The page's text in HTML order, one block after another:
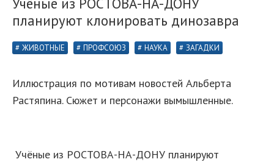
планируют клонировать динозавра⁠⁠
ЖИВОТНЫЕ ПРОФСОЮЗ НАУКА ЗАГАДКИ
Иллюстрация по мотивам новостей Альберта
Растяпина. Сюжет и персонажи вымышленные.
Учёные из РОСТОВА-НА-ДОНУ планируют